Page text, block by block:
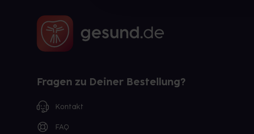
Fragen zu Deiner Bestellung?
Kontakt
FAQ